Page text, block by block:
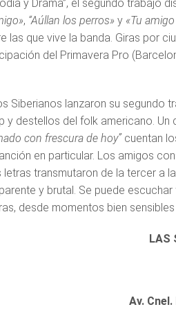
y Drama”, el segundo trabajo
, “Aúllan los perros»y «Tu
las que vive la banda. Giras por
del Primavera Pro
Siberianos lanzaron su segundo
y destellos del folk americano.
con frescura de hoy”cuentan
en particular. Los amigos
letras transmutaron de la tercer a
y brutal. Se puede
desde momentos bien
LAS
Av.